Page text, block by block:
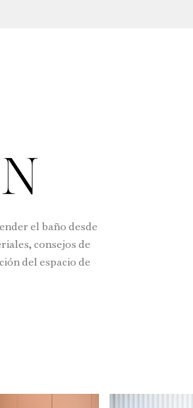
el baño desde
consejos de
del espacio de